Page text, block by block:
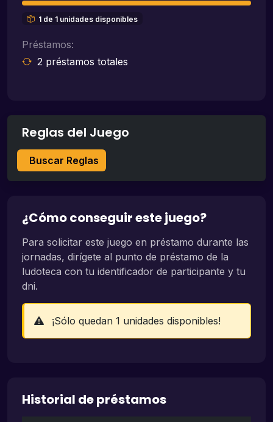
1 de 1 unidades disponibles
Préstamos:
2 préstamos totales
Reglas del Juego
Buscar Reglas
¿Cómo conseguir este juego?
Para solicitar este juego en préstamo durante las
jornadas, dirígete al punto de préstamo de la
ludoteca con tu identificador de participante y tu
dni.
¡Sólo quedan 1 unidades disponibles!
Historial de préstamos